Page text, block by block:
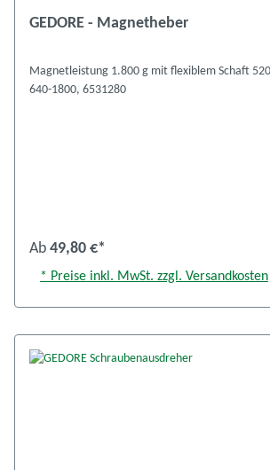
GEDORE - Magnetheber
Magnetleistung 1.800 g mit flexiblem Schaft 520 mm
640-1800, 6531280
Ab 49,80 €*
* Preise inkl. MwSt. zzgl. Versandkosten